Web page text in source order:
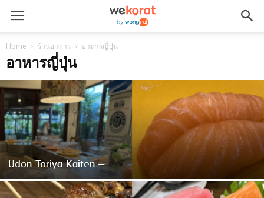
Home ร้านอาหาร อาหารญี่ปุ่น
อาหารญี่ปุ่น
Udon Toriya Kaiten –...